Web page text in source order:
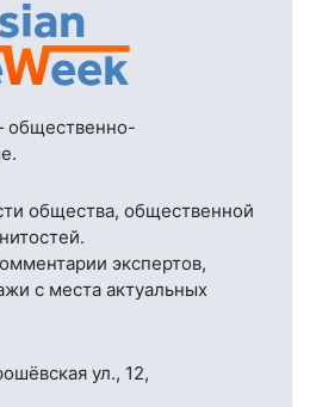
общественно-
общества, общественной
экспертов,
с места актуальных
ул., 12,